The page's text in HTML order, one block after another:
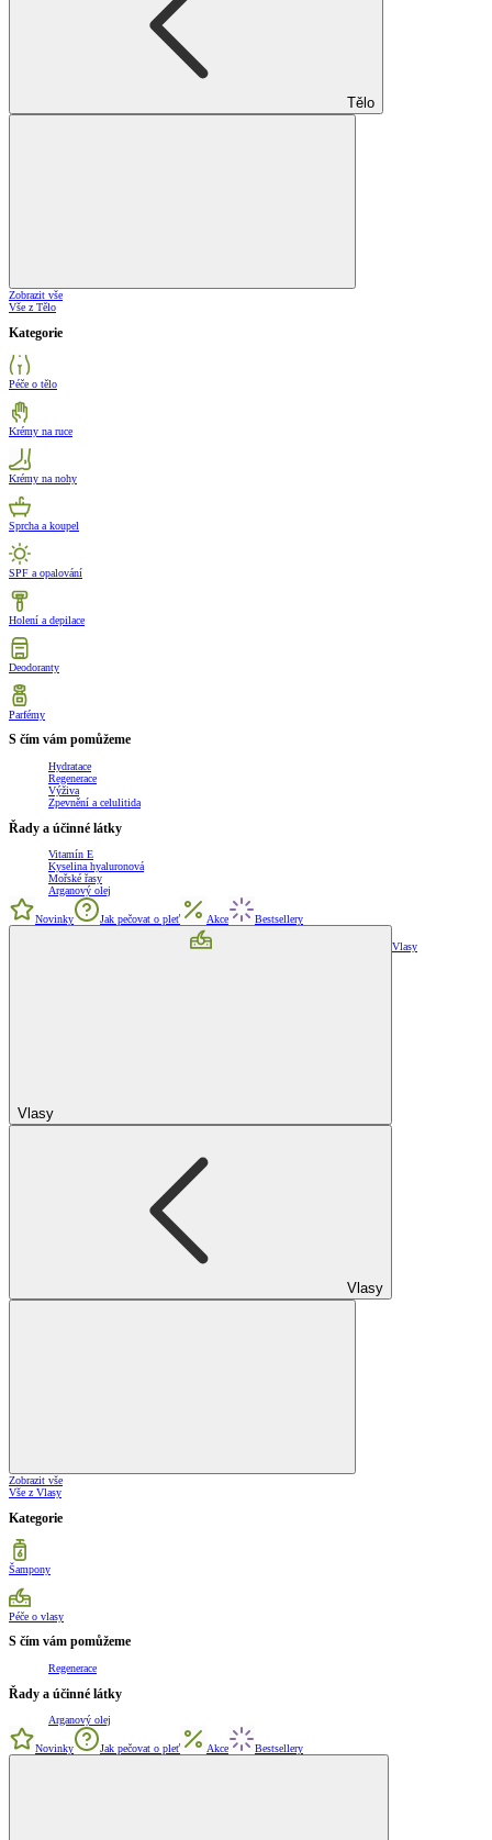
Tělo
Zobrazit vše
Vše z Tělo
Kategorie
Péče o tělo
Krémy na ruce
Krémy na nohy
Sprcha a koupel
SPF a opalování
Holení a depilace
Deodoranty
Parfémy
S čím vám pomůžeme
Hydratace
Regenerace
Výživa
Zpevnění a celulitida
Řady a účinné látky
Vitamín E
Kyselina hyaluronová
Mořské řasy
Arganový olej
Novinky Jak pečovat o pleť Akce Bestsellery
Vlasy
Vlasy
Vlasy
Zobrazit vše
Vše z Vlasy
Kategorie
Šampony
Péče o vlasy
S čím vám pomůžeme
Regenerace
Řady a účinné látky
Arganový olej
Novinky Jak pečovat o pleť Akce Bestsellery